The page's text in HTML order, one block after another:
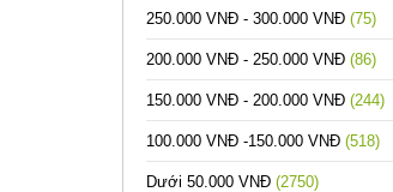
250.000 VNĐ - 300.000 VNĐ (75)
200.000 VNĐ - 250.000 VNĐ (86)
150.000 VNĐ - 200.000 VNĐ (244)
100.000 VNĐ -150.000 VNĐ (518)
Dưới 50.000 VNĐ (2750)